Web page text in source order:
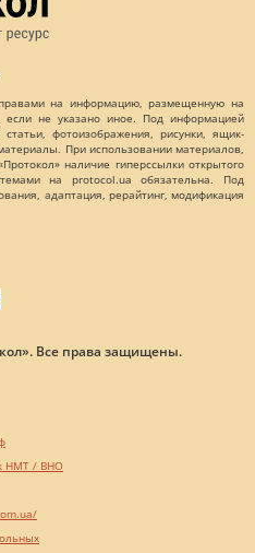
на информацию, размещенную на
если не указано иное. Под информацией
фотоизображения, рисунки, ящик-
При использовании материалов,
наличие гиперссылки открытого
на protocol.ua обязательна. Под
адаптация, рерайтинг, модификация
Все права защищены.
НМТ / ВНО